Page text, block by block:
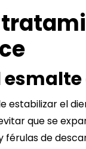
estabilizar el
que se
férulas de